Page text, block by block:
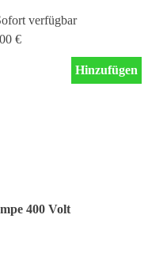
verfügbar
€
Hinzufügen
400 Volt